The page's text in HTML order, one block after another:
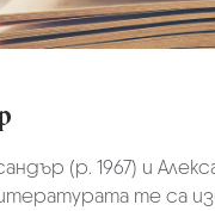
(р. 1967) и
те са